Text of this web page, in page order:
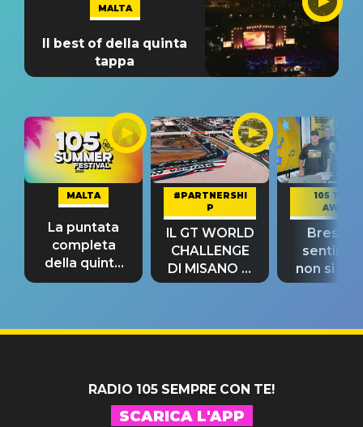
MALTA
Il best of della quinta
tappa
MALTA
La puntata
completa
della quinta
tappa
#PARTNERSHI
P
IL GT WORLD
CHALLENGE
DI MISANO si
riconferma
105 TAKE
AWAY
Bresh:
non si
fino alla
RADIO 105 SEMPRE CON TE!
SCARICA L'APP